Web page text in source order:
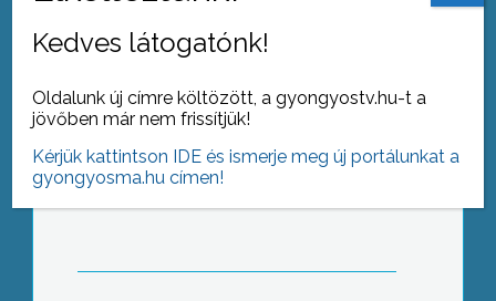
Tanácsadással és kérdőívek
segítségével hívták fel a figyelmet a
vízfogyasztás fontosságára és a
gyógyvizek pozitív hatásaira
Kedves látogatónk!
Oldalunk új címre költözött, a gyongyostv.hu-t a
jövőben már nem frissítjük!
Kérjük kattintson IDE és ismerje meg új portálunkat a
gyongyosma.hu címen!